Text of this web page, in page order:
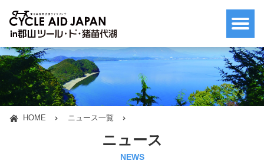
HOME ニュース一覧
ニュース
NEWS